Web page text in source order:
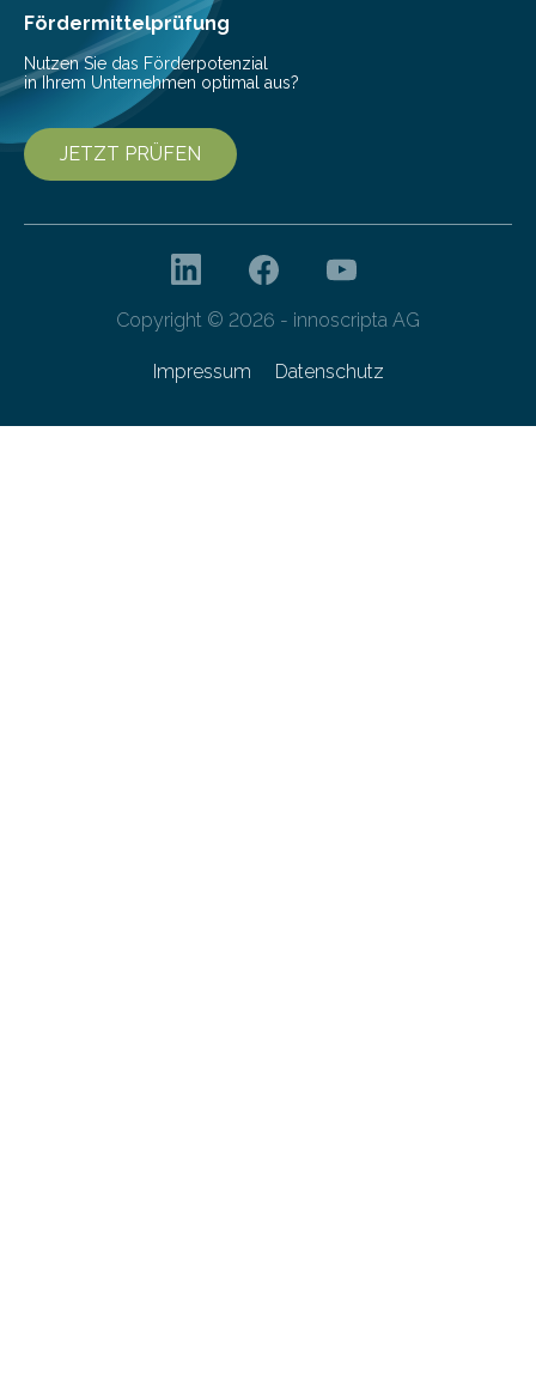
bis 16:00 Uhr, ein virtuelles Partnering Event zum
Forschungsprogramm „Datenrekonstruktion…
Fördermittelprüfung
Nutzen Sie das Förderpotenzial
in Ihrem Unternehmen optimal aus?
JETZT PRÜFEN
Copyright © 2026 - innoscripta AG
Impressum Datenschutz